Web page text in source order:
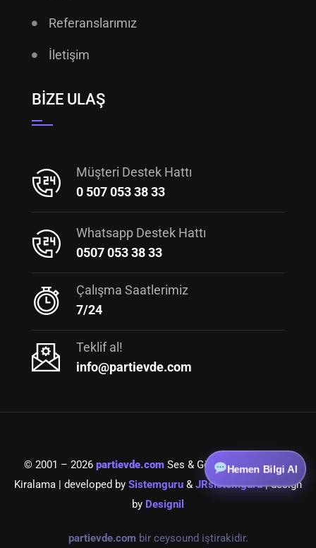
Referanslarımız
İletişim
BIZE ULAŞ
Müşteri Destek Hattı
0 507 053 38 33
Whatsapp Destek Hattı
0507 053 38 33
Çalışma Saatlerimiz
7/24
Teklif al!
info@partievde.com
© 2001 – 2026 partievde.comSes & Görüntü Ekipmanları
Kiralama | developed by Sistemguru & JRsistemguru| design
by Designil
partievde.combir ceysound iştirakidir.
Hemen Bilgi Al